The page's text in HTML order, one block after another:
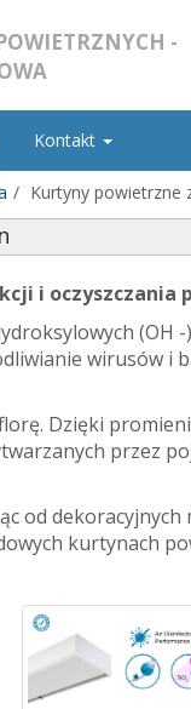
-
Kontakt
Kurtyny powietrzne
i oczyszczania
(OH
wirusów i
Dzięki
przez
od
kurtynach